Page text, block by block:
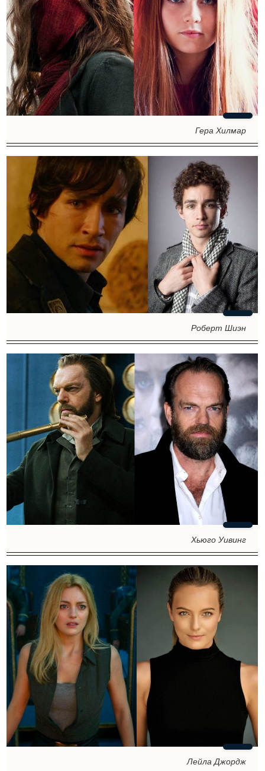
Гера Хилмар
Роберт Шиэн
Хьюго Уивинг
Лейла Джордж